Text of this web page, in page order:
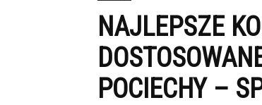
NAJLEPSZE
POCIECHY –